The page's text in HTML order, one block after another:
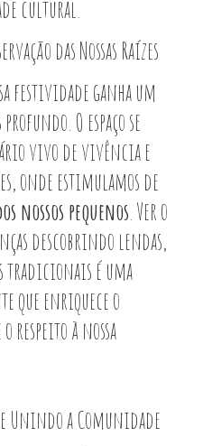
cultural.
das Nossas Raízes
festividade ganha um
O espaço se
vivo de vivência e
onde estimulamos de
nossos pequenos . Ver o
descobrindo lendas,
tradicionais é uma
que enriquece o
respeito à nossa
Unindo a Comunidade